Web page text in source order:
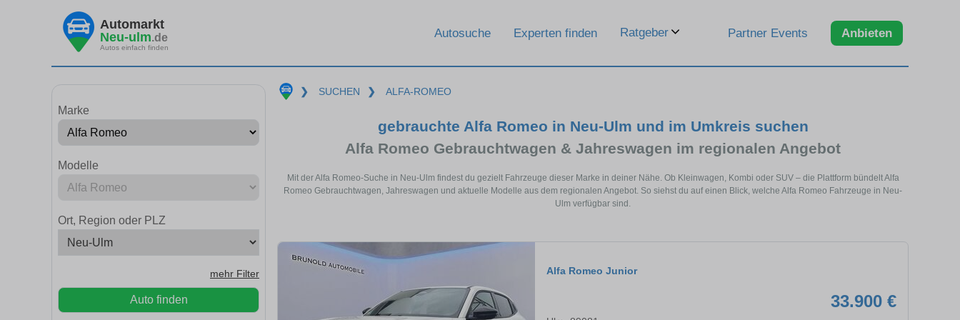
Automarkt
Neu-ulm.de
Autos einfach finden
Autosuche Experten finden Ratgeber Partner Events Anbieten
Marke
Modelle
Ort, Region oder PLZ
mehr Filter
Auto finden
❯ SUCHEN ❯ ALFA-ROMEO
gebrauchte Alfa Romeo in Neu-Ulm und im Umkreis suchen
Alfa Romeo Gebrauchtwagen & Jahreswagen im regionalen Angebot
Mit der Alfa Romeo-Suche in Neu-Ulm findest du gezielt Fahrzeuge dieser Marke in deiner Nähe. Ob Kleinwagen, Kombi oder SUV – die Plattform bündelt Alfa
Romeo Gebrauchtwagen, Jahreswagen und aktuelle Modelle aus dem regionalen Angebot. So siehst du auf einen Blick, welche Alfa Romeo Fahrzeuge in Neu-
Ulm verfügbar sind.
Alfa Romeo Junior
33.900 €